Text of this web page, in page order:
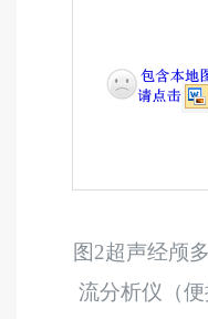
图 2超声经颅
流分析仪
（